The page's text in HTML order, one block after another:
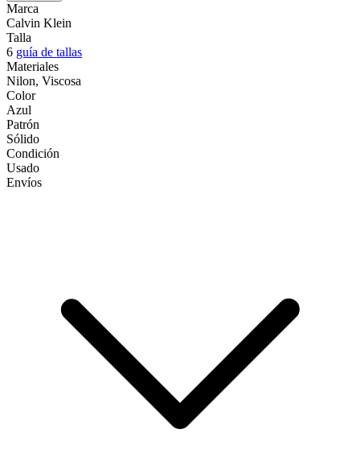
Marca
Calvin Klein
Talla
6 guía de tallas
Materiales
Nilon, Viscosa
Color
Azul
Patrón
Sólido
Condición
Usado
Envíos